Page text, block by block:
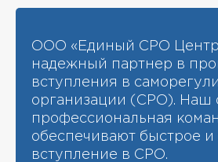
ООО «Единый СРО
надежный партнер в
вступления в
организации (СРО). Наш
профессиональная
обеспечивают быстрое
вступление в СРО.